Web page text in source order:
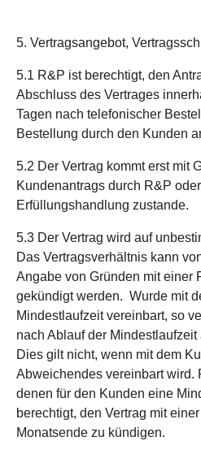
5. Vertragsangebot,
5.1 R&P ist berechtigt, den
Abschluss des Vertrages
Tagen nach telefonischer
Bestellung durch den Kunden
5.2 Der Vertrag kommt erst mit
Kundenantrags durch R&P
Erfüllungshandlung zustande.
5.3 Der Vertrag wird auf
Das Vertragsverhältnis kann
Angabe von Gründen mit einer
gekündigt werden. Wurde mit
Mindestlaufzeit vereinbart, so
nach Ablauf der
Dies gilt nicht, wenn mit dem
Abweichendes vereinbart wird.
denen für den Kunden eine
berechtigt, den Vertrag mit
Monatsende zu kündigen.